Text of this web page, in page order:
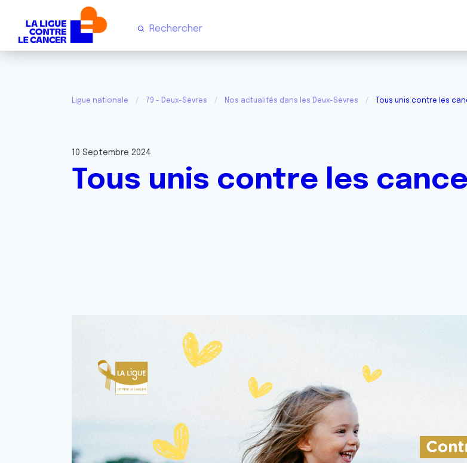
Ligue nationale 79 - Deux-Sèvres Nos actualités dans les Deux-Sèvres Tous unis contre les
10 Septembre 2024
Tous unis contre les